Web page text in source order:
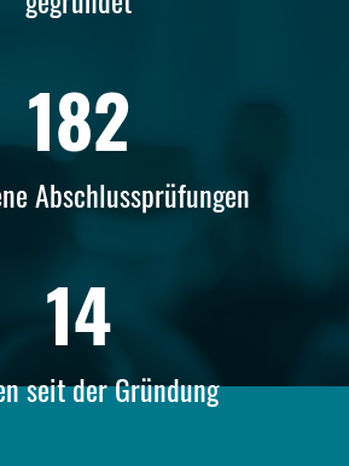
182
Abschlussprüfungen
14
seit der Gründung